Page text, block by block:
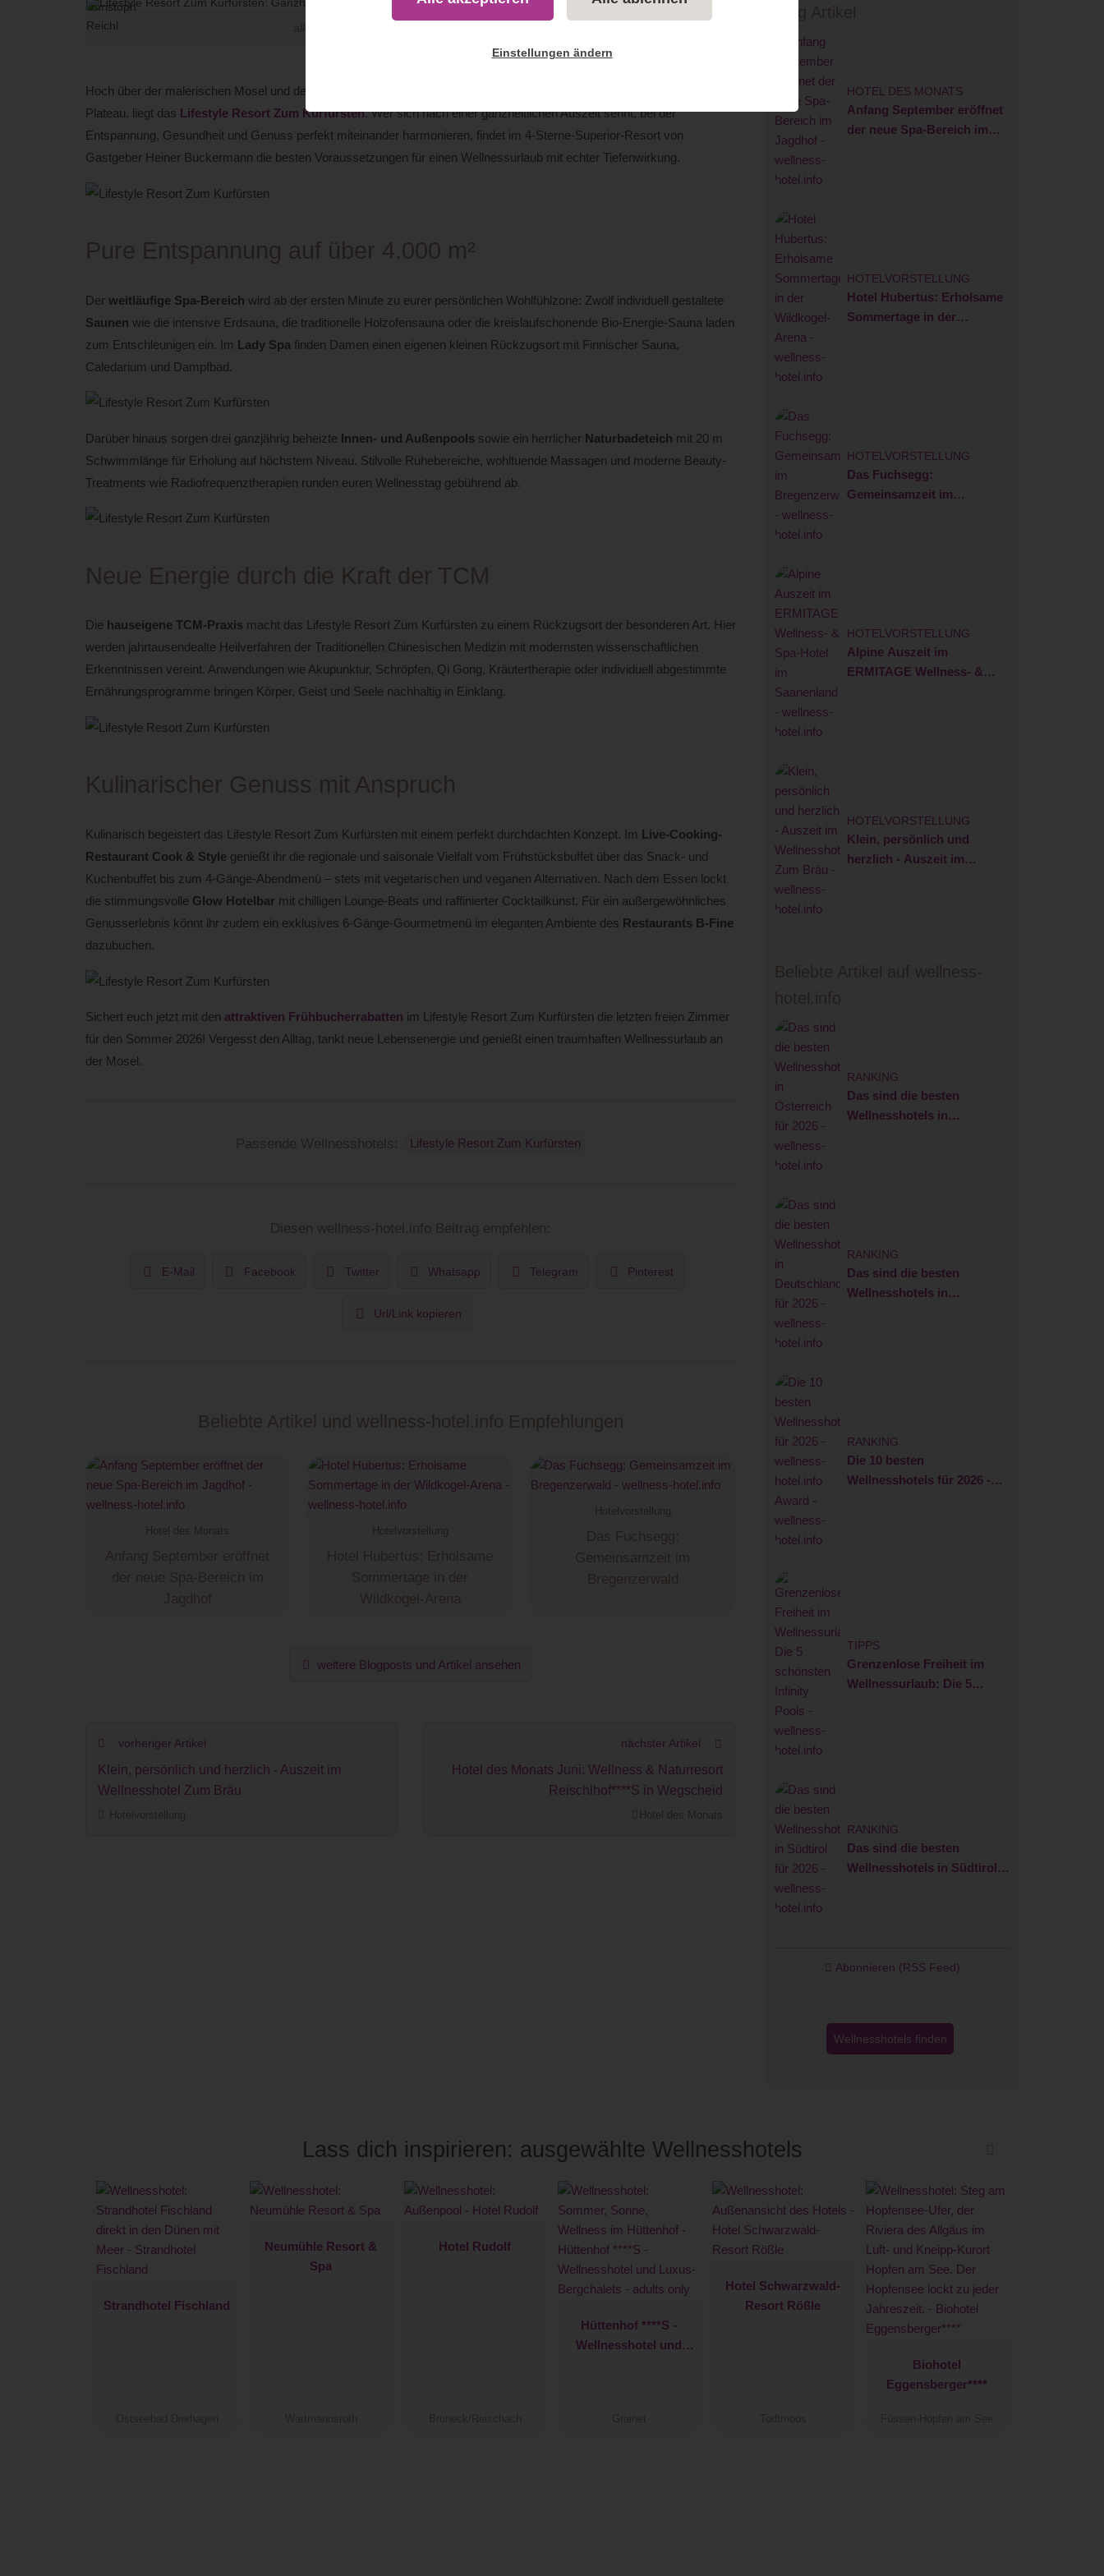
Hoch über der malerischen Mosel und der historischen Altstadt von Bernkastel-Kues, auf dem heilklimatischen Kueser
Plateau, liegt das Lifestyle Resort Zum Kurfürsten. Wer sich nach einer ganzheitlichen Auszeit sehnt, bei der
Entspannung, Gesundheit und Genuss perfekt miteinander harmonieren, findet im 4-Sterne-Superior-Resort von
Gastgeber Heiner Buckermann die besten Voraussetzungen für einen Wellnessurlaub mit echter Tiefenwirkung.
Pure Entspannung auf über 4.000 m²
Der weitläufige Spa-Bereich wird ab der ersten Minute zu eurer persönlichen Wohlfühlzone: Zwölf individuell gestaltete
Saunen wie die intensive Erdsauna, die traditionelle Holzofensauna oder die kreislaufschonende Bio-Energie-Sauna laden
zum Entschleunigen ein. Im Lady Spa finden Damen einen eigenen kleinen Rückzugsort mit Finnischer Sauna,
Caledarium und Dampfbad.
Darüber hinaus sorgen drei ganzjährig beheizte Innen- und Außenpoolssowie ein herrlicher Naturbadeteich mit 20 m
Schwimmlänge für Erholung auf höchstem Niveau. Stilvolle Ruhebereiche, wohltuende Massagen und moderne Beauty-
Treatments wie Radiofrequenztherapien runden euren Wellnesstag gebührend ab.
Neue Energie durch die Kraft der TCM
Die hauseigene TCM-Praxismacht das Lifestyle Resort Zum Kurfürsten zu einem Rückzugsort der besonderen Art. Hier
werden jahrtausendealte Heilverfahren der Traditionellen Chinesischen Medizin mit modernsten wissenschaftlichen
Erkenntnissen vereint. Anwendungen wie Akupunktur, Schröpfen, Qi Gong, Kräutertherapie oder individuell abgestimmte
Ernährungsprogramme bringen Körper, Geist und Seele nachhaltig in Einklang.
Kulinarischer Genuss mit Anspruch
Kulinarisch begeistert das Lifestyle Resort Zum Kurfürsten mit einem perfekt durchdachten Konzept. Im Live-Cooking-
Restaurant Cook & Stylegenießt ihr die regionale und saisonale Vielfalt vom Frühstücksbuffet über das Snack- und
Kuchenbuffet bis zum 4-Gänge-Abendmenü – stets mit vegetarischen und veganen Alternativen. Nach dem Essen lockt
die stimmungsvolle Glow Hotelbar mit chilligen Lounge-Beats und raffinierter Cocktailkunst. Für ein außergewöhnliches
Genusserlebnis könnt ihr zudem ein exklusives 6-Gänge-Gourmetmenü im eleganten Ambiente des Restaurants B-Fine
dazubuchen.
Sichert euch jetzt mit den attraktiven Frühbucherrabatten im Lifestyle Resort Zum Kurfürsten die letzten freien Zimmer
für den Sommer 2026! Vergesst den Alltag, tankt neue Lebensenergie und genießt einen traumhaften Wellnessurlaub an
der Mosel.
Passende Wellnesshotels: Lifestyle Resort Zum Kurfürsten
Diesen wellness-hotel.info Beitrag empfehlen:
E-Mail Facebook Twitter Whatsapp Telegram Pinterest
Url/Link kopieren
Beliebte Artikel und wellness-hotel.info Empfehlungen
Anfang September eröffnet
der neue Spa-Bereich im
Jagdhof
Hotel Hubertus: Erholsame
Sommertage in der
Wildkogel-Arena
Das Fuchsegg:
Gemeinsamzeit im
Bregenzerwald
weitere Blogposts und Artikel ansehen
vorheriger Artikel
Klein, persönlich und herzlich - Auszeit im
Wellnesshotel Zum Bräu
nächster Artikel
Hotel des Monats Juni: Wellness & Naturresort
Reischlhof****S in Wegscheid
Blog Artikel
HOTEL DES MONATS
Anfang September eröffnet
der neue Spa-Bereich im
HOTELVORSTELLUNG
Hotel Hubertus: Erholsame
Sommertage in der
HOTELVORSTELLUNG
Das Fuchsegg:
Gemeinsamzeit im
HOTELVORSTELLUNG
Alpine Auszeit im
ERMITAGE Wellness- &
HOTELVORSTELLUNG
Klein, persönlich und
herzlich - Auszeit im
Beliebte Artikel auf wellness-
hotel.info
RANKING
Das sind die besten
Wellnesshotels in
RANKING
Das sind die besten
Wellnesshotels in
RANKING
Die 10 besten
Wellnesshotels für 2026 -
TIPPS
Grenzenlose Freiheit im
Wellnessurlaub: Die 5
RANKING
Das sind die besten
Wellnesshotels in Südtirol
Abonnieren (RSS Feed)
Wellnesshotels finden
Lass dich inspirieren: ausgewählte Wellnesshotels
Strandhotel Fischland
Neumühle Resort &
Spa
Hotel Rudolf
Hüttenhof ****S -
Wellnesshotel und
Hotel Schwarzwald-
Resort Rößle
Biohotel
Eggensberger****
Einstellungen ändern